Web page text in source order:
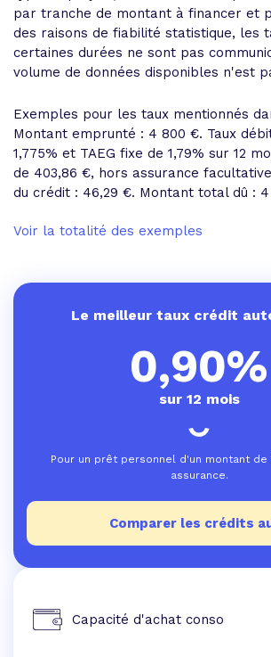
par tranche de montant à financer et
des raisons de fiabilité statistique, les
certaines durées ne sont pas
volume de données disponibles n'est
Exemples pour les taux mentionnés
Montant emprunté : 4 800 €. Taux
1,775% et TAEG fixe de 1,79% sur 12
de 403,86 €, hors assurance
du crédit : 46,29 €. Montant total dû :
Voir la totalité des exemples
Le meilleur taux crédit
0,90%
sur 12 mois
Pour un prêt personnel d'un montant de
assurance.
Comparer les crédits
Capacité d'achat conso